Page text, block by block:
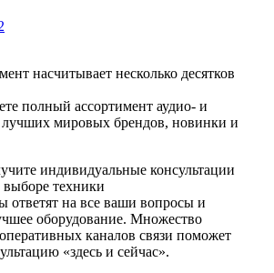
насчитывает несколько десятков
полный ассортимент аудио- и
лучших мировых брендов, новинки и
индивидуальные консультации
выборе техники
ответят на все ваши вопросы и
оборудование. Множество
каналов связи поможет
«здесь и сейчас».